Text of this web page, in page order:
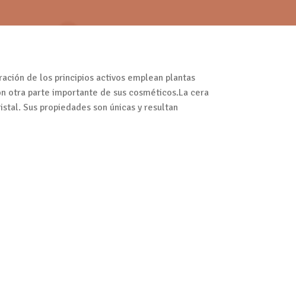
de los principios activos emplean plantas
otra parte importante de sus cosméticos.La cera
Sus propiedades son únicas y resultan